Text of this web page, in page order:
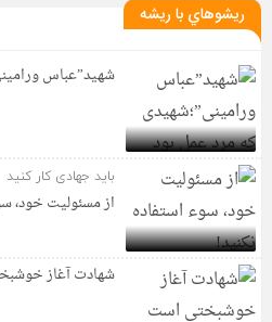
ريشوهاي با ريشه
شهید”عباس
باید جهادی کار کنید
از مسئولیت خود،
شهادت آغاز